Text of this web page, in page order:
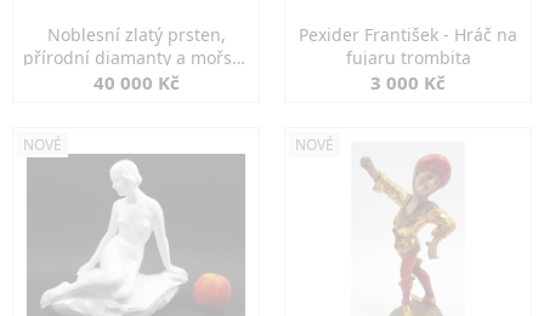
Noblesní zlatý prsten,
přírodní diamanty a mořské
perly
40 000 Kč
Pexider František - Hráč na
fujaru trombita
3 000 Kč
NOVÉ NOVÉ